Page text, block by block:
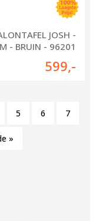
JOSH -
- BRUIN - 96201
599,-
5 6 7
»